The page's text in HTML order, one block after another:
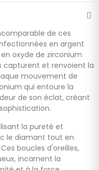
de ces
en argent
oxyde de zirconium
capturent et renvoient la
mouvement de
qui entoure la
de son éclat, créant
la pureté et
le diamant tout en
boucles d'oreilles,
incarnent la